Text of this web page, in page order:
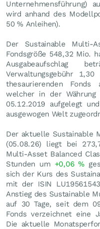
Unternehmensführung)
wird anhand des
50 % Anleihen).
Der Sustainable Multi-
Fondsgröße 548,32 Mio.
Verwaltungsgebühr
thesaurierenden
welcher in der
05.12.2019 aufgelegt
ausgewogen Welt
Der aktuelle Sustainable
(05.08.26) liegt bei
Multi-Asset Balanced
Stunden um +0,06%
sich der Kurs des
mit der ISIN
Anstieg des Sustainable
auf 30 Tage, seit dem
Fonds verzeichnet eine
Die aktuelle